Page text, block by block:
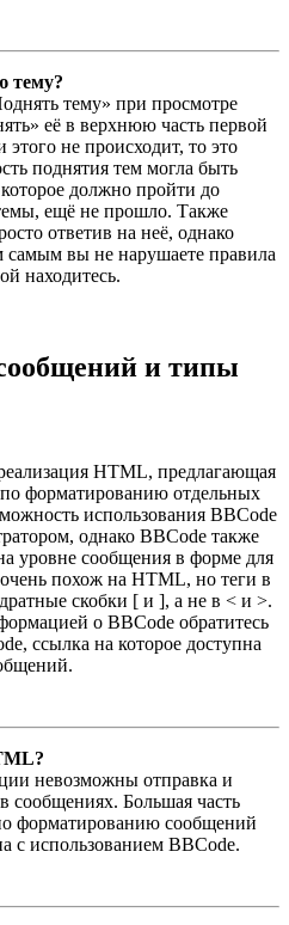
тему?
тему» при просмотре
её в верхнюю часть первой
не происходит, то это
поднятия тем могла быть
должно пройти до
ещё не прошло. Также
ответив на неё, однако
самым вы не нарушаете правила
находитесь.
и типы
HTML, предлагающая
форматированию отдельных
использования BBCode
однако BBCode также
уровне сообщения в форме для
похож на HTML, но теги в
скобки [ и ], а не в < и >.
о BBCode обратитесь
ссылка на которое доступна
невозможны отправка и
сообщениях. Большая часть
форматированию сообщений
с использованием BBCode.